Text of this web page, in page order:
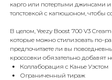
карго или потертыми джинсами
толстовкой с капюшоном, чтобы
В целом, Yeezy Boost 700 V3
которые можно стилизовать по-
предпочитаете ли вы
кроссовки обязательно добавят
Коллаборация с Канье Уэстом
Ограниченный тираж